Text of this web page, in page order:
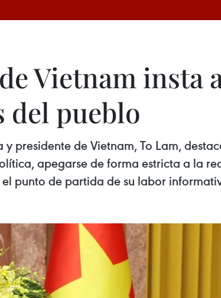
Vietnam insta
pueblo
presidente de Vietnam, To Lam,
apegarse de forma estricta a la
punto de partida de su labor